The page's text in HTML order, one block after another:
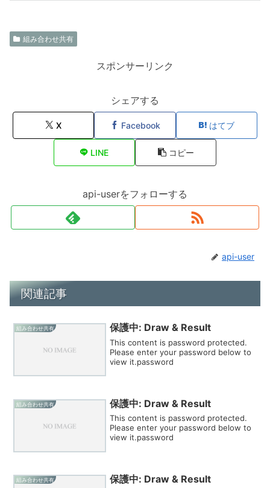
組み合わせ共有
スポンサーリンク
シェアする
X Facebook はてブ
LINE コピー
api-userをフォローする
api-user
関連記事
組み合わせ共有 保護中: Draw & Result
This content is password protected.
Please enter your password below to
view it.password
組み合わせ共有 保護中: Draw & Result
This content is password protected.
Please enter your password below to
view it.password
組み合わせ共有 保護中: Draw & Result